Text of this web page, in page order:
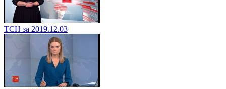
ТСН за 2019.12.03